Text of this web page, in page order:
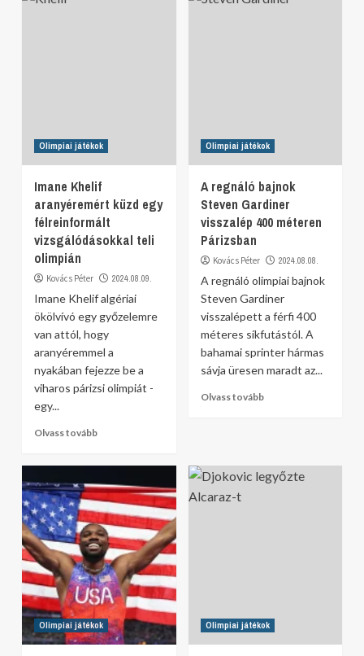
Olimpiai játékok
Imane Khelif
aranyéremért küzd egy
félreinformált
vizsgálódásokkal teli
olimpián
Kovács Péter 2024.08.09.
Imane Khelif algériai
ökölvívó egy győzelemre
van attól, hogy
aranyéremmel a
nyakában fejezze be a
viharos párizsi olimpiát -
egy...
Olvass tovább
Olimpiai játékok
A regnáló bajnok
Steven Gardiner
visszalép 400 méteren
Párizsban
Kovács Péter 2024.08.08.
A regnáló olimpiai bajnok
Steven Gardiner
visszalépett a férfi 400
méteres síkfutástól. A
bahamai sprinter hármas
sávja üresen maradt az...
Olvass tovább
Olimpiai játékok Olimpiai játékok